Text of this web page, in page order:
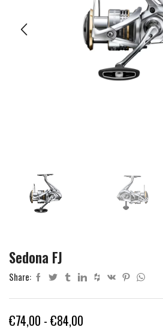
Sedona FJ
Share:
€74,00 - €84,00